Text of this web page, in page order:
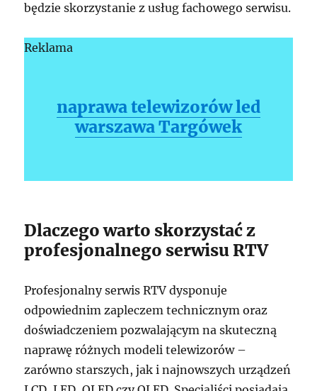
będzie skorzystanie z usług fachowego serwisu.
Reklama
naprawa telewizorów led
warszawa Targówek
Dlaczego warto skorzystać z
profesjonalnego serwisu RTV
Profesjonalny serwis RTV dysponuje
odpowiednim zapleczem technicznym oraz
doświadczeniem pozwalającym na skuteczną
naprawę różnych modeli telewizorów –
zarówno starszych, jak i najnowszych urządzeń